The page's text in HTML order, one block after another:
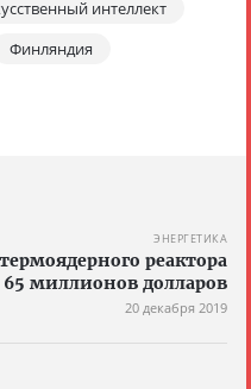
интеллект
Финляндия
ЭНЕРГЕТИКА
реактора
65 миллионов долларов
20 декабря 2019